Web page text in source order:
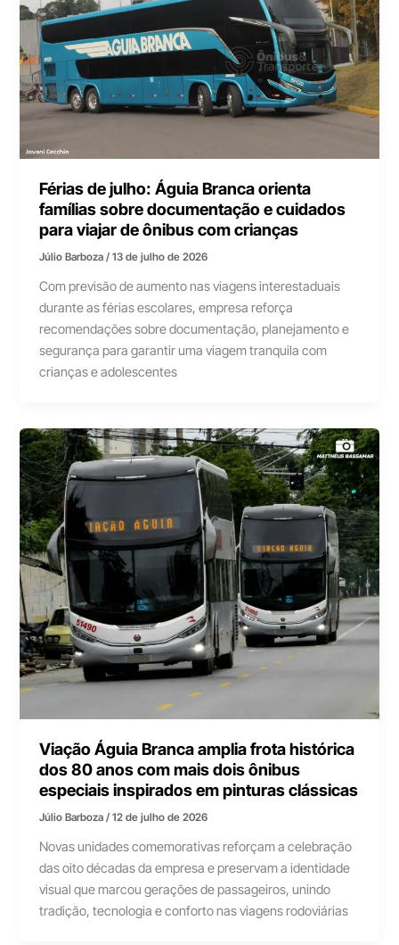
Férias de julho: Águia Branca orienta
famílias sobre documentação e cuidados
para viajar de ônibus com crianças
Júlio Barboza/13 de julho de 2026
Com previsão de aumento nas viagens interestaduais
durante as férias escolares, empresa reforça
recomendações sobre documentação, planejamento e
segurança para garantir uma viagem tranquila com
crianças e adolescentes
Viação Águia Branca amplia frota histórica
dos 80 anos com mais dois ônibus
especiais inspirados em pinturas clássicas
Júlio Barboza/12 de julho de 2026
Novas unidades comemorativas reforçam a celebração
das oito décadas da empresa e preservam a identidade
visual que marcou gerações de passageiros, unindo
tradição, tecnologia e conforto nas viagens rodoviárias